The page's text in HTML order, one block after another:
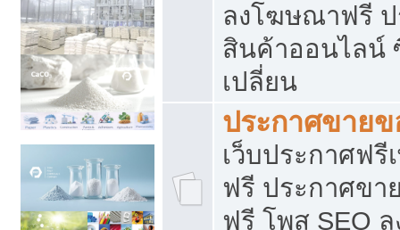
ลงโฆษณาฟรี
สินค้าออนไลน์
เปลี่ยน
ประกาศขายข
เว็บประกาศฟรี
ฟรี ประกาศขา
ฟรี โพส SEO